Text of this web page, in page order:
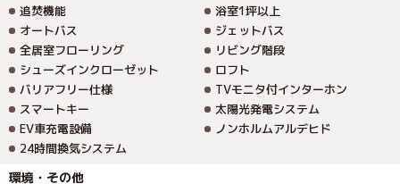
追焚機能
浴室1坪以上
オートバス
ジェットバス
全居室フローリング
リビング階段
シューズインクローゼット
ロフト
バリアフリー仕様
TVモニタ付インターホン
スマートキー
太陽光発電システム
EV車充電設備
ノンホルムアルデヒド
24時間換気システム
環境・その他